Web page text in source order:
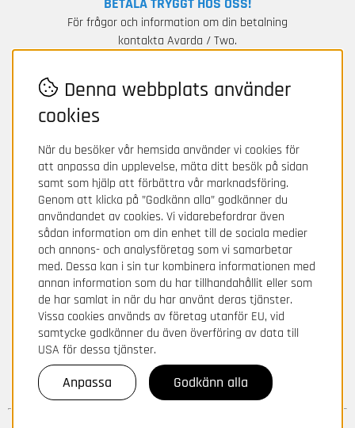
För frågor och information om din betalning
kontakta Avarda / Two.
Denna webbplats använder
cookies
När du besöker vår hemsida använder vi cookies för
att anpassa din upplevelse, mäta ditt besök på sidan
samt som hjälp att förbättra vår marknadsföring.
Genom att klicka på ”Godkänn alla” godkänner du
användandet av cookies. Vi vidarebefordrar även
sådan information om din enhet till de sociala medier
och annons- och analysföretag som vi samarbetar
med. Dessa kan i sin tur kombinera informationen med
annan information som du har tillhandahållit eller som
de har samlat in när du har använt deras tjänster.
Vissa cookies används av företag utanför EU, vid
samtycke godkänner du även överföring av data till
USA för dessa tjänster.
Anpassa Godkänn alla